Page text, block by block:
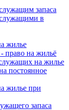
запаса
в
жилье
право на жильё
на жилье
постоянное
жилье при
запаса